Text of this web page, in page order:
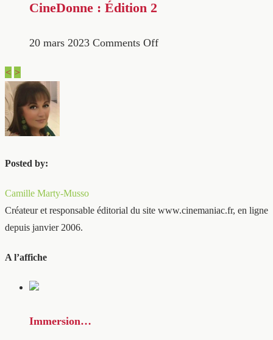
CineDonne : Édition 2
20 mars 2023 Comments Off
< >
Posted by:
Camille Marty-Musso
Créateur et responsable éditorial du site www.cinemaniac.fr, en ligne
depuis janvier 2006.
A l’affiche
Immersion…